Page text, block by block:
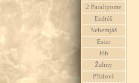
2 Paralipome
Ezdráš
Nehemjáš
Ester
Jób
Žalmy
Přísloví